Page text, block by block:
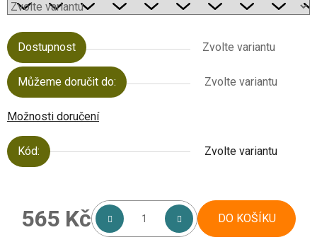
Dostupnost Zvolte variantu
Můžeme doručit do: Zvolte variantu
Možnosti doručení
Kód: Zvolte variantu
565 Kč DO KOŠÍKU